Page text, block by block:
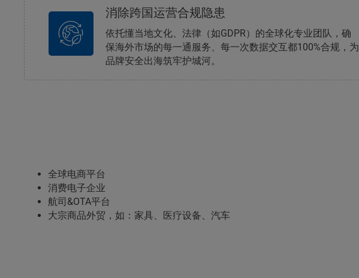
消除跨国运营合规隐患
依托懂当地文化、法律（如GDPR）的全球化专业团队，确
保海外市场的每一通服务、每一次数据交互都100%合规，为
品牌安全出海筑牢护城河。
全球电商平台
消费电子企业
航司&OTA平台
大宗商品外贸，如：家具、医疗设备、汽车